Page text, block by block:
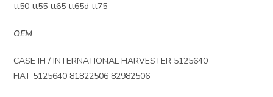
tt50 tt55 tt65 tt65d tt75
OEM
CASE IH / INTERNATIONAL HARVESTER 5125640
FIAT 5125640 81822506 82982506